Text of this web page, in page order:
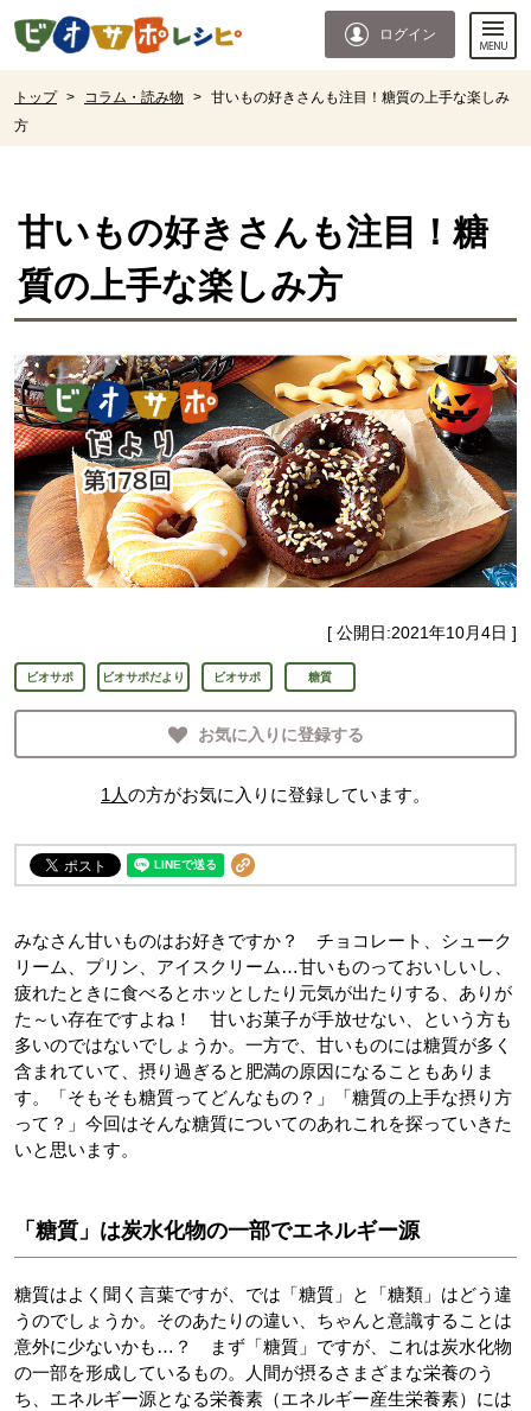
ページの先頭です。
ログイン
トップ > コラム・読み物 > 甘いもの好きさんも注目！糖質の上手な楽しみ
方
甘いもの好きさんも注目！糖
質の上手な楽しみ方
[ 公開日:2021年10月4日 ]
ビオサポ ビオサポだより ビオサポ 糖質
お気に入りに登録する
1人の方がお気に入りに登録しています。
みなさん甘いものはお好きですか？ チョコレート、シューク
リーム、プリン、アイスクリーム…甘いものっておいしいし、
疲れたときに食べるとホッとしたり元気が出たりする、ありが
た～い存在ですよね！ 甘いお菓子が手放せない、という方も
多いのではないでしょうか。一方で、甘いものには糖質が多く
含まれていて、摂り過ぎると肥満の原因になることもありま
す。「そもそも糖質ってどんなもの？」「糖質の上手な摂り方
って？」今回はそんな糖質についてのあれこれを探っていきた
いと思います。
「糖質」は炭水化物の一部でエネルギー源
糖質はよく聞く言葉ですが、では「糖質」と「糖類」はどう違
うのでしょうか。そのあたりの違い、ちゃんと意識することは
意外に少ないかも…？ まず「糖質」ですが、これは炭水化物
の一部を形成しているもの。人間が摂るさまざまな栄養のう
ち、エネルギー源となる栄養素（エネルギー産生栄養素）には